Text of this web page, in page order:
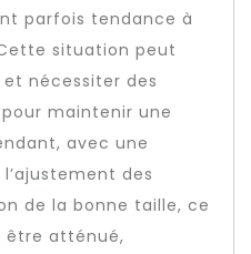
parfois tendance à
situation peut
nécessiter des
maintenir une
avec une
des
de la bonne taille, ce
être atténué,